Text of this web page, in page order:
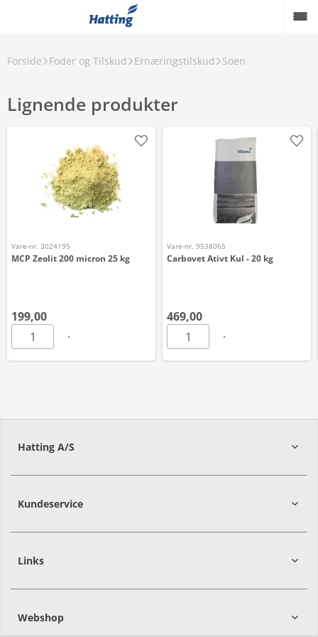
Forside Foder og Tilskud Ernæringstilskud Soen
Lignende produkter
Vare-nr. 3024195
MCP Zeolit 200 micron 25 kg
199,00
Vare-nr. 9538065
Carbovet Ativt Kul - 20 kg
469,00
Hatting A/S
8700Horsens
Kundeservice
Links
Webshop